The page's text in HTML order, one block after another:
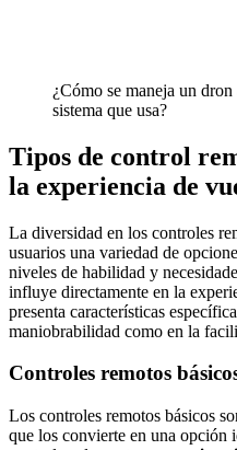
¿Cómo se maneja un
sistema que usa?
Tipos de control
la experiencia de
La diversidad en los controles
usuarios una variedad de
niveles de habilidad y
influye directamente en la
presenta características
maniobrabilidad como en la
Controles remotos
Los controles remotos básicos
que los convierte en una opción